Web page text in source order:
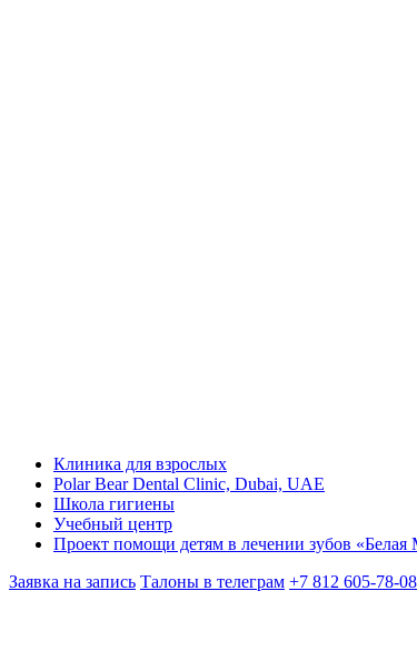
Клиника для взрослых
Polar Bear Dental Clinic, Dubai, UAE
Школа гигиены
Учебный центр
Проект помощи детям в лечении зубов «Белая
Заявка на запись Талоны в телеграм +7 812 605-78-08